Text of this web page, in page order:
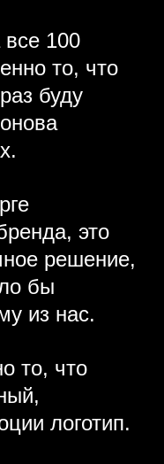
100
то, что
буду
это
решение,
бы
из нас.
то, что
логотип.